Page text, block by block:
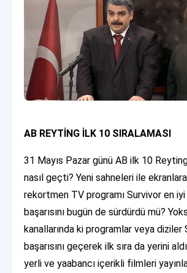
AB REYTİNG İLK 10 SIRALAMASI
31 Mayıs Pazar günü AB ilk 10
nasıl geçti? Yeni sahneleri ile
rekortmen TV programı Survivor en
başarısını bugün de sürdürdü mü?
kanallarında ki programlar veya diziler
başarısını geçerek ilk sıra da yerini
yerli ve yaabancı içerikli filmleri